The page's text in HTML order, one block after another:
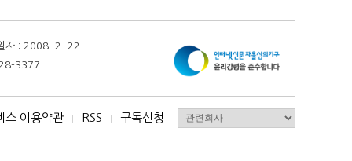
자 : 2008. 2. 22
3377
스 이용약관 I RSS I 구독신청